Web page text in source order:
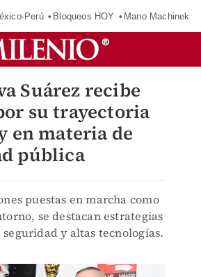
Perú Bloqueos HOY Mano Machinek
Suárez recibe
su trayectoria
en materia de
pública
puestas en marcha como
se destacan estrategias
y altas tecnologías.